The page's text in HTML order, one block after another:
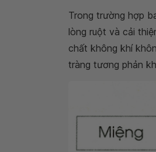
Trong trường hợp
lòng ruột và cải
chất không khí
tràng tương phản